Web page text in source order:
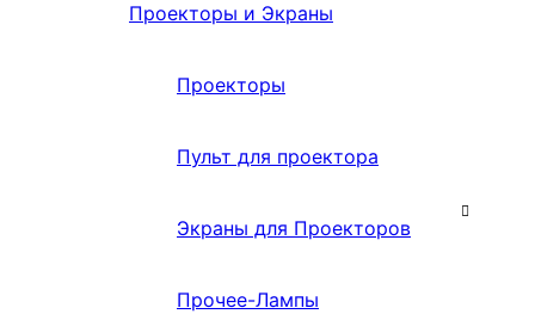
Проекторы и Экраны
Проекторы
Пульт для проектора
Экраны для Проекторов
Прочее-Лампы